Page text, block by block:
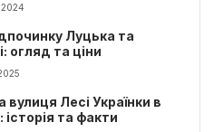
2024
Луцька та
огляд та ціни
вулиця Лесі Українки в
історія та факти